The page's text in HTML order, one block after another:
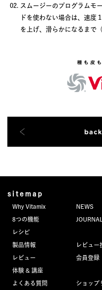
スムージーのプログラムモ
ドを使わない場合は、速度
を上げ、滑らかになるまで
sitemap
Why Vitamix
8つの機能
レシピ
製品情報
レビュー
体験 & 講座
よくある質問
NEWS
JOURNAL
レビュー
会員登録
ショップ